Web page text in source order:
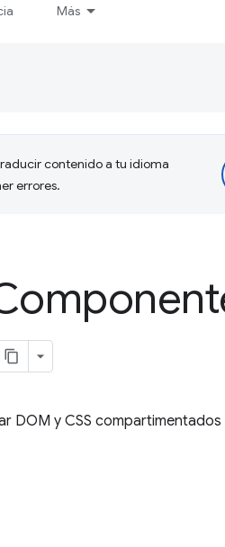
Más
contenido a tu idioma
errores.
DOM y CSS